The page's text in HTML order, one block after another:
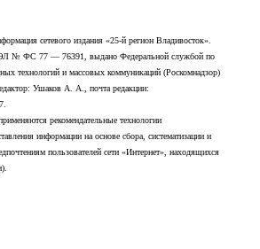
сетевого издания «25-й регион Владивосток».
ЭЛ № ФС 77 — 76391, выдано Федеральной службой по
технологий и массовых коммуникаций (Роскомнадзор)
Ушаков А. А., почта редакции:
рекомендательные технологии
информации на основе сбора, систематизации и
пользователей сети «Интернет», находящихся